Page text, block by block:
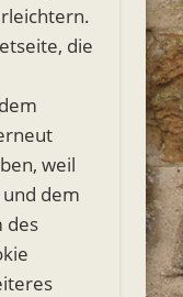
die
weil
dem
des